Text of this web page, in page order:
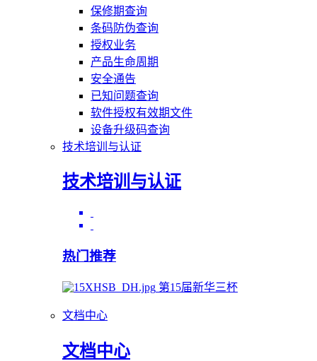
保修期查询
条码防伪查询
授权业务
产品生命周期
安全通告
已知问题查询
软件授权有效期文件
设备升级码查询
技术培训与认证
技术培训与认证
热门推荐
第15届新华三杯
文档中心
文档中心